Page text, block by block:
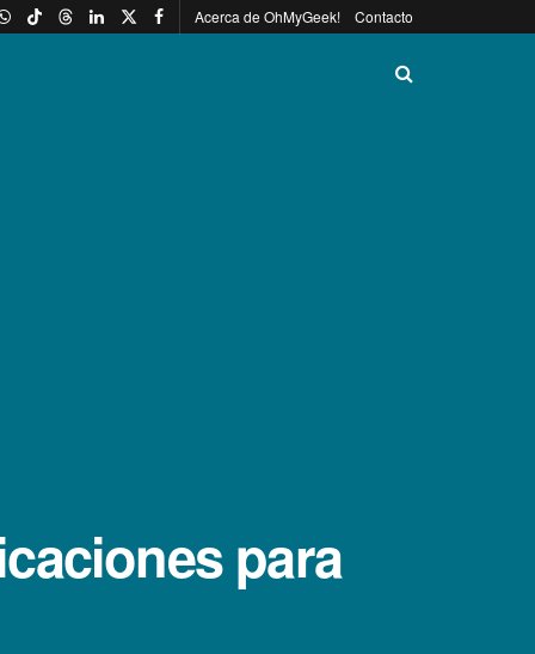
Acerca de OhMyGeek! Contacto
para